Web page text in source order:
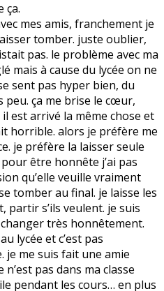
ça.
mes amis, franchement je
tomber. juste oublier,
pas. le problème avec ma
mais à cause du lycée on ne
sent pas hyper bien, du
peu. ça me brise le cœur,
est arrivé la même chose et
horrible. alors je préfère me
je préfère la laisser seule
être honnête j’ai pas
qu’elle veuille vraiment
tomber au final. je laisse les
partir s’ils veulent. je suis
très honnêtement.
lycée et c’est pas
je me suis fait une amie
pas dans ma classe
pendant les cours… en plus